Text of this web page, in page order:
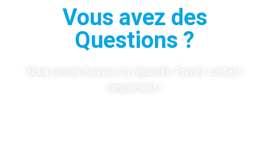
Vous avez des
Questions ?